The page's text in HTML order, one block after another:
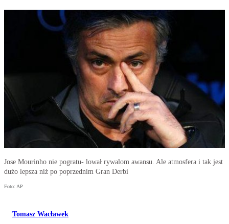
Jose Mourinho nie pogratu- lował rywalom awansu. Ale atmosfera i tak jest
dużo lepsza niż po poprzednim Gran Derbi
Foto: AP
Tomasz Wacławek